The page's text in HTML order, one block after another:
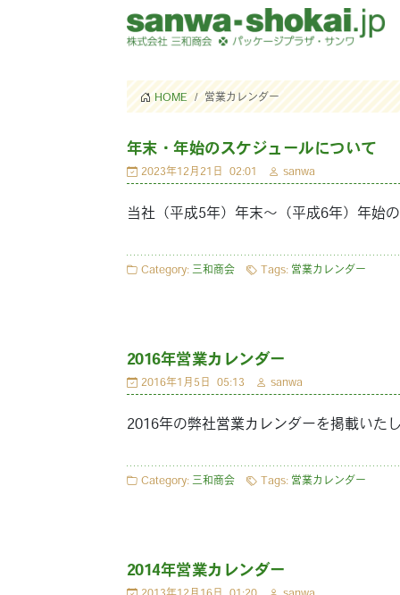
HOME 営業カレンダー
年末・年始のスケジュールについて
2023年12月21日 02:01 sanwa
当社（平成5年）年末～（平成6年）年始
Category: 三和商会 Tags: 営業カレンダー
2016年営業カレンダー
2016年1月5日 05:13 sanwa
2016年の弊社営業カレンダーを掲載いた
Category: 三和商会 Tags: 営業カレンダー
2014年営業カレンダー
2013年12月16日 01:20 sanwa